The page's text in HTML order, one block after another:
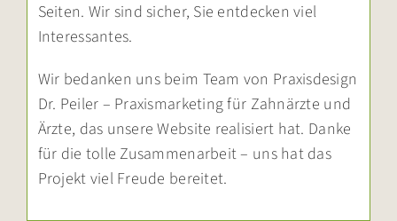
Seiten. Wir sind sicher, Sie entdecken viel
Interessantes.
Wir bedanken uns beim Team von Praxisdesign
Dr. Peiler – Praxismarketing für Zahnärzte und
Ärzte, das unsere Website realisiert hat. Danke
für die tolle Zusammenarbeit – uns hat das
Projekt viel Freude bereitet.